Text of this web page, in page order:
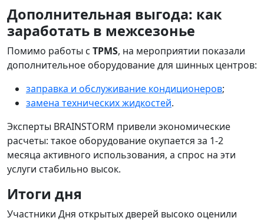
Дополнительная выгода: как
заработать в межсезонье
Помимо работы с TPMS, на мероприятии показали
дополнительное оборудование для шинных центров:
заправка и обслуживание кондиционеров;
замена технических жидкостей.
Эксперты BRAINSTORM привели экономические
расчеты: такое оборудование окупается за 1-2
месяца активного использования, а спрос на эти
услуги стабильно высок.
Итоги дня
Участники Дня открытых дверей высоко оценили